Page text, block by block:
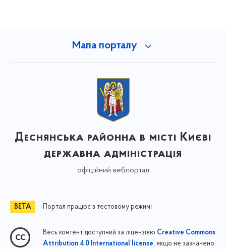
Мапа порталу
Деснянська районна в місті Києві
державна адміністрація
офіційний вебпортал
Портал працює в тестовому режимі
Весь контент доступний за ліцензією Creative Commons
Attribution 4.0 International license, якщо не зазначено